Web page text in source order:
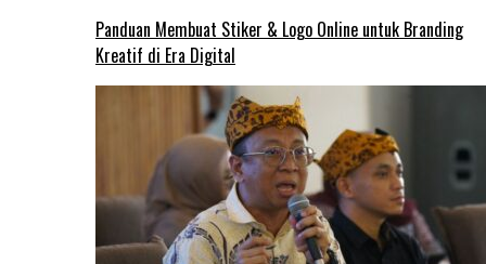
Panduan Membuat Stiker & Logo Online untuk Branding
Kreatif di Era Digital